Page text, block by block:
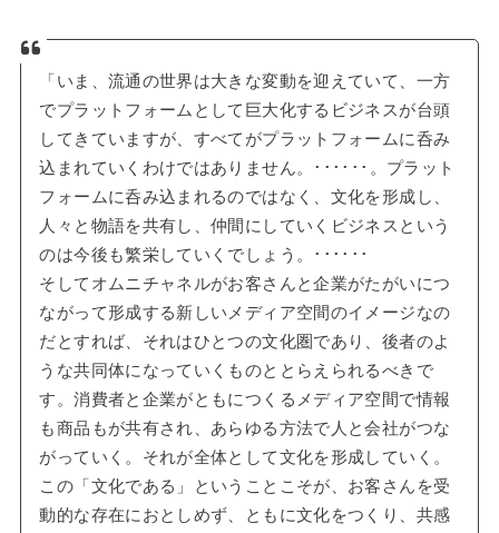
「いま、流通の世界は大きな変動を迎えていて、一方
でプラットフォームとして巨大化するビジネスが台頭
してきていますが、すべてがプラットフォームに呑み
込まれていくわけではありません。･･････。プラット
フォームに呑み込まれるのではなく、文化を形成し、
人々と物語を共有し、仲間にしていくビジネスという
のは今後も繁栄していくでしょう。･･････
そしてオムニチャネルがお客さんと企業がたがいにつ
ながって形成する新しいメディア空間のイメージなの
だとすれば、それはひとつの文化圏であり、後者のよ
うな共同体になっていくものととらえられるべきで
す。消費者と企業がともにつくるメディア空間で情報
も商品もが共有され、あらゆる方法で人と会社がつな
がっていく。それが全体として文化を形成していく。
この「文化である」ということこそが、お客さんを受
動的な存在におとしめず、ともに文化をつくり、共感